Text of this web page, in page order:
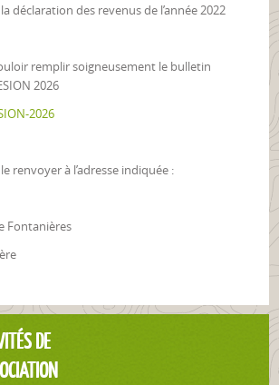
déclaration des revenus de l’année 2022
remplir soigneusement le bulletin
2026
2026
renvoyer à l’adresse indiquée :
Fontanières
DE